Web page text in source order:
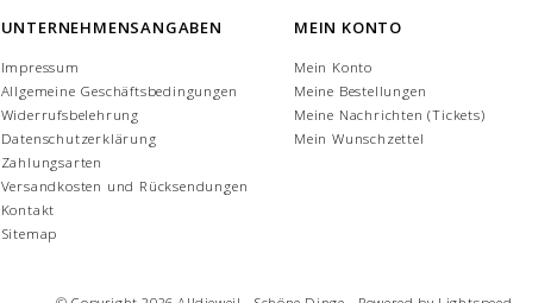
UNTERNEHMENSANGABEN
Impressum
Allgemeine Geschäftsbedingungen
Widerrufsbelehrung
Datenschutzerklärung
Zahlungsarten
Versandkosten und Rücksendungen
Kontakt
Sitemap
MEIN KONTO
Mein Konto
Meine Bestellungen
Meine Nachrichten (Tickets)
Mein Wunschzettel